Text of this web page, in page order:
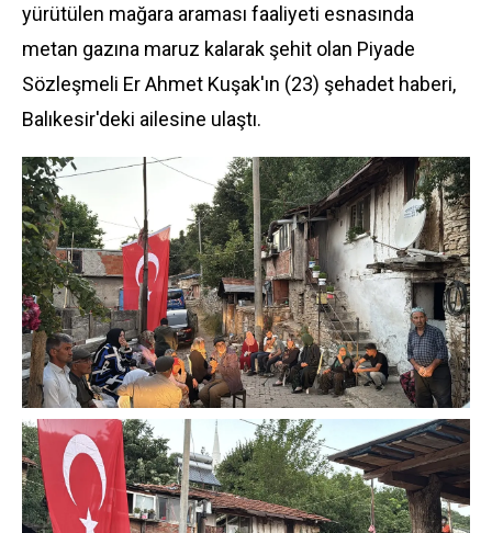
yürütülen mağara araması faaliyeti esnasında
metan gazına maruz kalarak şehit olan Piyade
Sözleşmeli Er Ahmet Kuşak'ın (23) şehadet haberi,
Balıkesir'deki ailesine ulaştı.